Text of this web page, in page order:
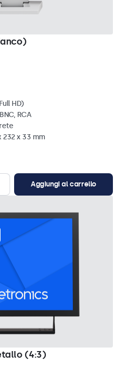
HD)
RCA
232 x 33 mm
Aggiungi al carrello
(4:3)